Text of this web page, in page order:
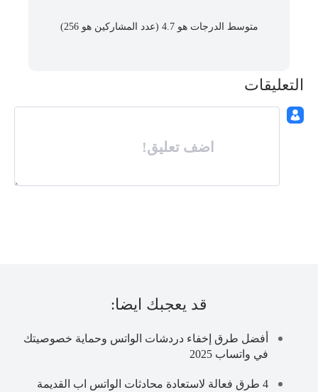
متوسط ​​الدرجات هو 4.7 (عدد المشاركين هو 256
)
التعليقات
اضف تعليق!
قد يعجبك ايضا:
أفضل طرق إخفاء دردشات الواتس وحماية خصوصيتك
في واتساب 2025
4 طرق فعالة لاستعادة محادثات الواتس اب القديمة